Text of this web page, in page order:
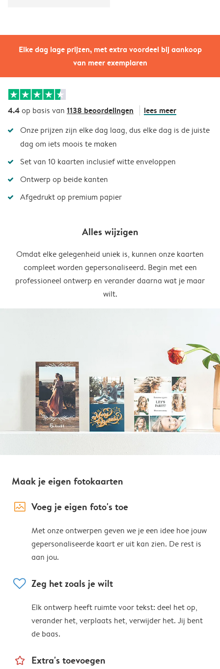
Elke dag lage prijzen, met extra voordeel bij aankoop
van meer exemplaren
4.4op basis van 1138 beoordelingen lees meer
Onze prijzen zijn elke dag laag, dus elke dag is de juiste
dag om iets moois te maken
Set van 10 kaarten inclusief witte enveloppen
Ontwerp op beide kanten
Afgedrukt op premium papier
Alles wijzigen
Omdat elke gelegenheid uniek is, kunnen onze kaarten
compleet worden gepersonaliseerd. Begin met een
professioneel ontwerp en verander daarna wat je maar
wilt.
Maak je eigen fotokaarten
image_placeholder Voeg je eigen foto's toe
Met onze ontwerpen geven we je een idee hoe jouw
gepersonaliseerde kaart er uit kan zien. De rest is
aan jou.
heart Zeg het zoals je wilt
Elk ontwerp heeft ruimte voor tekst: deel het op,
verander het, verplaats het, verwijder het. Jij bent
de baas.
star_outline Extra's toevoegen